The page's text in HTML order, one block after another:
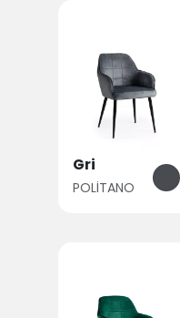
Gri
POLİTANO